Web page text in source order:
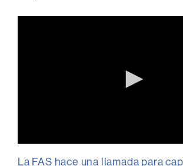
seconds
La FAS hace una llamada para